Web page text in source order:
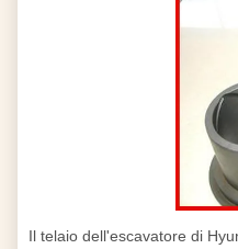
Il telaio dell'escavatore di